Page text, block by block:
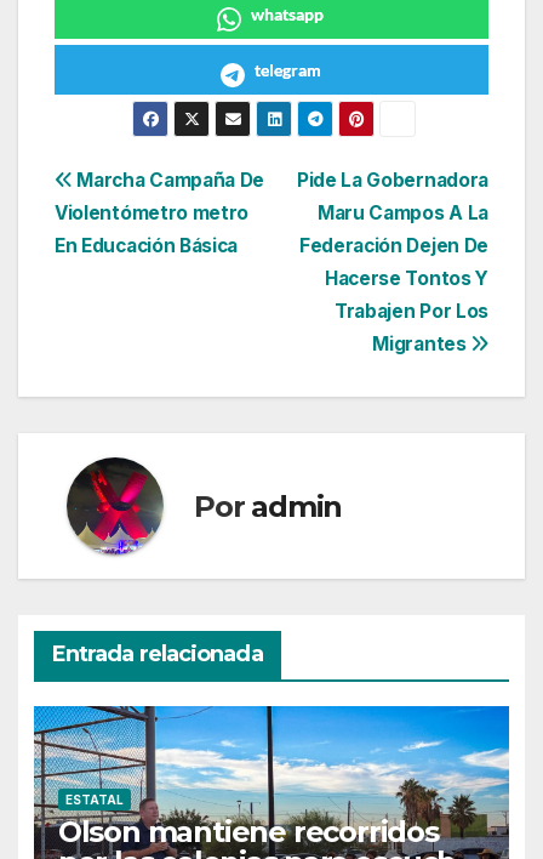
whatsapp
telegram
Navegación
de
Pide La Gobernadora
Maru Campos A La
Federación Dejen De
Hacerse Tontos Y
Trabajen Por Los
Migrantes
Marcha Campaña De
Violentómetro metro
En Educación Básica
Por admin
Entrada relacionada
ESTATAL
Olson mantiene recorridos